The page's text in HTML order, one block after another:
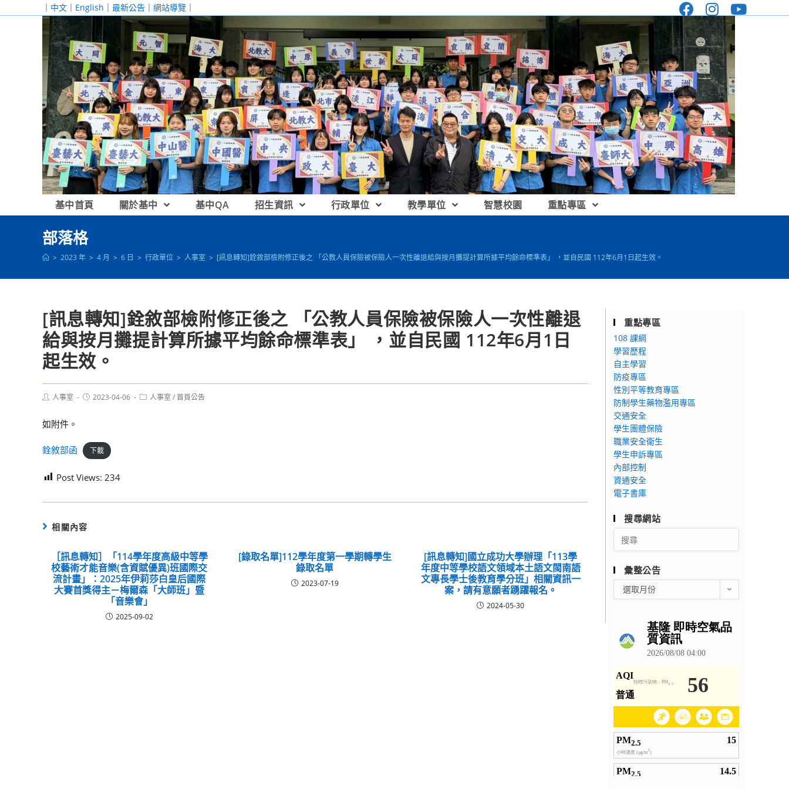
｜ 中文 ｜ English ｜ 最新公告 ｜ 網站導覽 ｜
基中首頁 關於基中 基中QA 招生資訊 行政單位 教學單位 智慧校園 重點專區
部落格
> 2023 年 > 4 月 > 6 日 > 行政單位 > 人事室 > [訊息轉知]銓敘部檢附修正後之 「公教人員保險被保險人一次性離退給與按月攤提計算所據平均餘命標準表」 ，並自民國 112年6月1日起生效。
[訊息轉知]銓敘部檢附修正後之 「公教人員保險被保險人一次性離退
給與按月攤提計算所據平均餘命標準表」 ，並自民國 112年6月1日
起生效。
Post人事室
Post2023-04-06
Post人事室 /首頁公告
如附件。
銓敘部函 下載
Post Views: 234
相關內容
［訊息轉知］「114學年度高級中等學
校藝術才能音樂(含資賦優異)班國際交
流計畫」：2025年伊莉莎白皇后國際
大賽首獎得主－梅爾森「大師班」暨
「音樂會」
2025-09-02
[錄取名單]112學年度第一學期轉學生
錄取名單
2023-07-19
[訊息轉知]國立成功大學辦理「113學
年度中等學校語文領域本土語文閩南語
文專長學士後教育學分班」相關資訊一
案，請有意願者踴躍報名。
2024-05-30
重點專區
108 課綱
學習歷程
自主學習
防疫專區
性別平等教育專區
防制學生藥物濫用專區
交通安全
學生團體保險
職業安全衛生
學生申訴專區
內部控制
資通安全
電子書庫
搜尋網站
Search
for:
彙整公告
整
選取月份